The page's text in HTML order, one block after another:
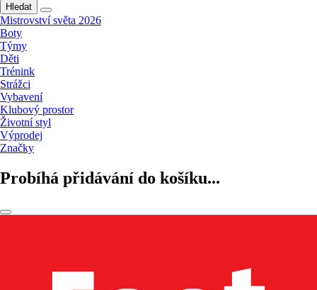
Hledat
Mistrovství světa 2026
Boty
Týmy
Děti
Trénink
Strážci
Vybavení
Klubový prostor
Životní styl
Výprodej
Značky
Probíhá přidávání do košíku...